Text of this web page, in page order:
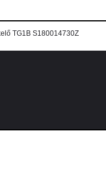
TG1B S180014730Z